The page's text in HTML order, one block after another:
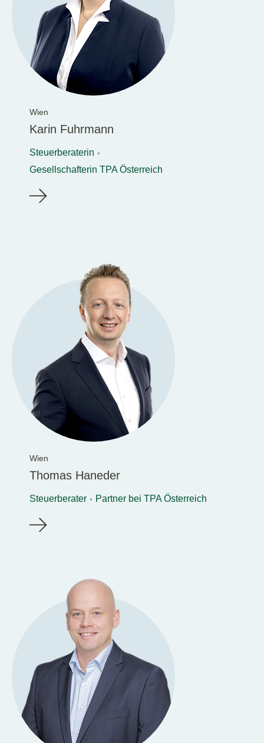
Wien
Karin Fuhrmann
Steuerberaterin
Gesellschafterin TPA Österreich
Wien
Thomas Haneder
Steuerberater Partner bei TPA Österreich